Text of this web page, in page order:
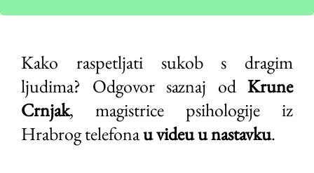
Kako raspetljati sukob s dragim
ljudima? Odgovor saznaj od Krune
Crnjak, magistrice psihologije iz
Hrabrog telefonau videu u nastavku.